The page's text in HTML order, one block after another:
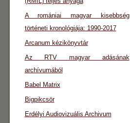
A romániai magyar kisebbség
történeti kronológiája: 1990-2017
Arcanum kézikönyvtár
Az RTV magyar adásának
archívumából
Babel Matrix
Bigpikcsör
Erdélyi Audiovizuális Archivum